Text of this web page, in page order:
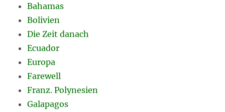
Bahamas
Bolivien
Die Zeit danach
Ecuador
Europa
Farewell
Franz. Polynesien
Galapagos